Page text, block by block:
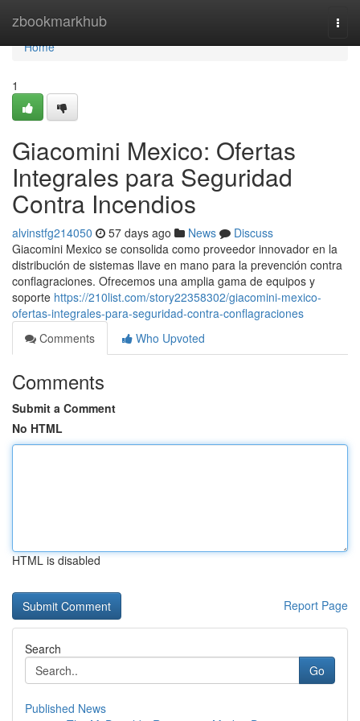
zbookmarkhub
Home
Home
1
Giacomini Mexico: Ofertas
Integrales para Seguridad
Contra Incendios
alvinstfg214050 57 days ago News
Discuss
Giacomini Mexico se consolida como proveedor innovador en la
distribución de sistemas llave en mano para la prevención contra
conflagraciones. Ofrecemos una amplia gama de equipos y
soporte https://210list.com/story22358302/giacomini-mexico-
ofertas-integrales-para-seguridad-contra-conflagraciones
Comments
Who Upvoted
Comments
Submit a Comment
No HTML
HTML is disabled
Report Page
Search
Go
Published News